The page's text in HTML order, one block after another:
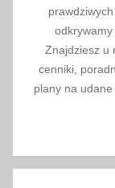
odkrywamy
Znajdziesz u
cenniki,
plany na